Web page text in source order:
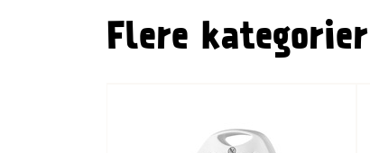
Flere kategorier